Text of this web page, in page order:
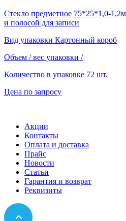
Стекло предметное 75*25*1,0-
и полосой для записи
Вид упаковки Картонный короб
Объем / вес упаковки /
Количество в упаковке 72 шт.
Цена по запросу
Акции
Контакты
Оплата и доставка
Прайс
Новости
Статьи
Гарантия и возврат
Реквизиты